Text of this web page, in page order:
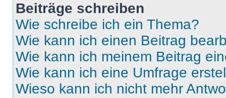
Beiträge schreiben
Wie schreibe ich ein Thema?
Wie kann ich einen Beitrag
Wie kann ich meinem Beitrag
Wie kann ich eine Umfrage
Wieso kann ich nicht mehr